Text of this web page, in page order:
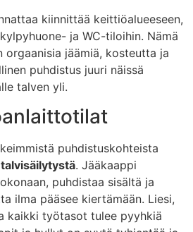
kiinnittää keittiöalueeseen,
ja WC-tiloihin. Nämä
orgaanisia jäämiä, kosteutta ja
puhdistus juuri näissä
talven yli.
puhdistuskohteista
. Jääkaappi
puhdistaa sisältä ja
ilma pääsee kiertämään. Liesi,
kaikki työtasot tulee pyyhkiä